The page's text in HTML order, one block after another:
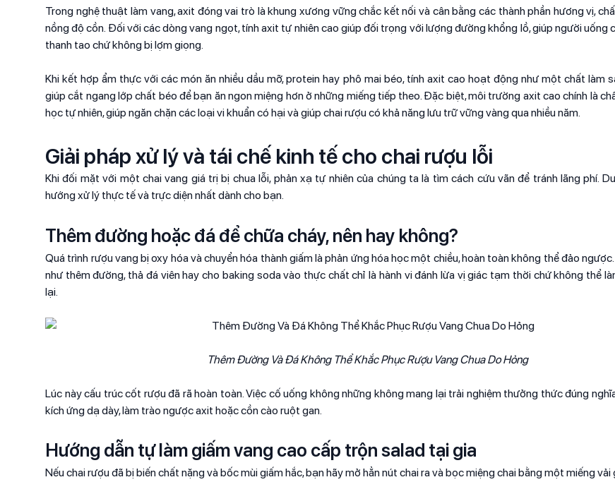
Trong nghệ thuật làm vang, axit đóng vai trò là khung xương vững chắc kết nối và cân bằng các thành phần hương vị,
nồng độ cồn. Đối với các dòng vang ngọt, tính axit tự nhiên cao giúp đối trọng với lượng đường khổng lồ, giúp người uống
thanh tao chứ không bị lợm giọng.
Khi kết hợp ẩm thực với các món ăn nhiều dầu mỡ, protein hay phô mai béo, tính axit cao hoạt động như một chất làm
giúp cắt ngang lớp chất béo để bạn ăn ngon miệng hơn ở những miếng tiếp theo. Đặc biệt, môi trường axit cao chính là
học tự nhiên, giúp ngăn chặn các loại vi khuẩn có hại và giúp chai rượu có khả năng lưu trữ vững vàng qua nhiều năm.
Giải pháp xử lý và tái chế kinh tế cho chai rượu lỗi
Khi đối mặt với một chai vang giá trị bị chua lỗi, phản xạ tự nhiên của chúng ta là tìm cách cứu vãn để tránh lãng phí.
hướng xử lý thực tế và trực diện nhất dành cho bạn.
Thêm đường hoặc đá để chữa cháy, nên hay không?
Quá trình rượu vang bị oxy hóa và chuyển hóa thành giấm là phản ứng hóa học một chiều, hoàn toàn không thể đảo
như thêm đường, thả đá viên hay cho baking soda vào thực chất chỉ là hành vi đánh lừa vị giác tạm thời chứ không thể
lại.
Thêm Đường Và Đá Không Thể Khắc Phục Rượu Vang Chua Do Hỏng
Lúc này cấu trúc cốt rượu đã rã hoàn toàn. Việc cố uống không những không mang lại trải nghiệm thưởng thức đúng
kích ứng dạ dày, làm trào ngược axit hoặc cồn cào ruột gan.
Hướng dẫn tự làm giấm vang cao cấp trộn salad tại gia
Nếu chai rượu đã bị biến chất nặng và bốc mùi giấm hắc, bạn hãy mở hẳn nút chai ra và bọc miệng chai bằng một miếng vải